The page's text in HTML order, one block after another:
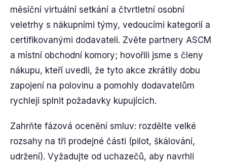
měsíční virtuální setkání a čtvrtletní osobní
veletrhy s nákupními týmy, vedoucími kategorií a
certifikovanými dodavateli. Zvěte partnery ASCM
a místní obchodní komory; hovořili jsme s členy
nákupu, kteří uvedli, že tyto akce zkrátily dobu
zapojení na polovinu a pomohly dodavatelům
rychleji splnit požadavky kupujících.
Zahrňte fázová ocenění smluv: rozdělte velké
rozsahy na tři prodejné části (pilot, škálování,
udržení). Vyžadujte od uchazečů, aby navrhli